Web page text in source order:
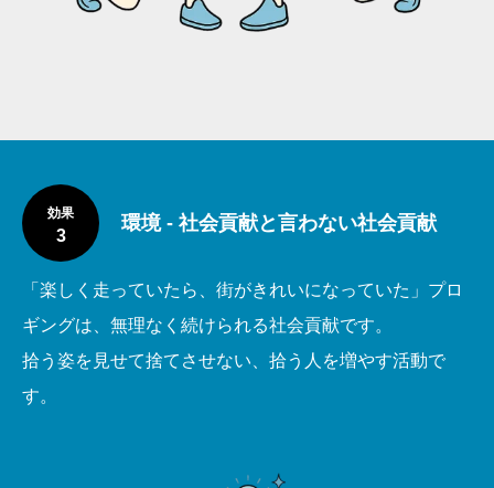
効果
3
環境 - 社会貢献と言わない社会貢献
「楽しく走っていたら、街がきれいになっていた」プロ
ギングは、無理なく続けられる社会貢献です。
拾う姿を見せて捨てさせない、拾う人を増やす活動で
す。